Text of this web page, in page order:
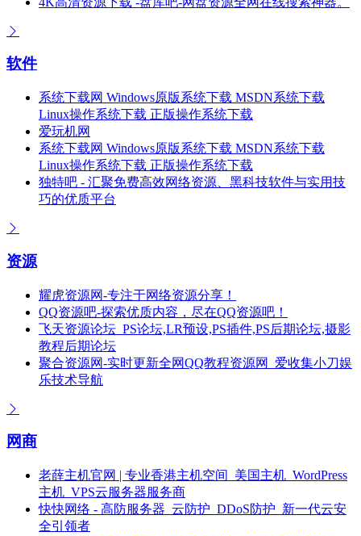
软件
系统下载网 Windows原版系统下载 MSDN系统下载
Linux操作系统下载 正版操作系统下载
爱玩机网
系统下载网 Windows原版系统下载 MSDN系统下载
Linux操作系统下载 正版操作系统下载
独特吧 - 汇聚免费高效网络资源、黑科技软件与实用技
巧的优质平台
资源
耀虎资源网-专注于网络资源分享！
QQ资源吧-探索优质内容，尽在QQ资源吧！
飞天资源论坛_PS论坛,LR预设,PS插件,PS后期论坛,摄影
教程后期论坛
聚合资源网-实时更新全网QQ教程资源网_爱收集小刀娱
乐技术导航
网商
老薛主机官网 | 专业香港主机空间_美国主机_WordPress
主机_VPS云服务器服务商
快快网络 - 高防服务器_云防护_DDoS防护_新一代云安
全引领者